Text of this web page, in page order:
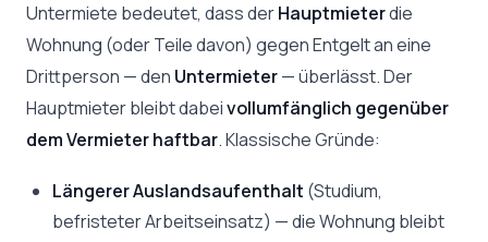
Untermiete bedeutet, dass derHauptmieterdie
Wohnung (oder Teile davon) gegen Entgelt an eine
Drittperson — den Untermieter— überlässt. Der
Hauptmieter bleibt dabeivollumfänglich gegenüber
dem Vermieter haftbar. Klassische Gründe:
Längerer Auslandsaufenthalt (Studium,
befristeter Arbeitseinsatz) — die Wohnung bleibt